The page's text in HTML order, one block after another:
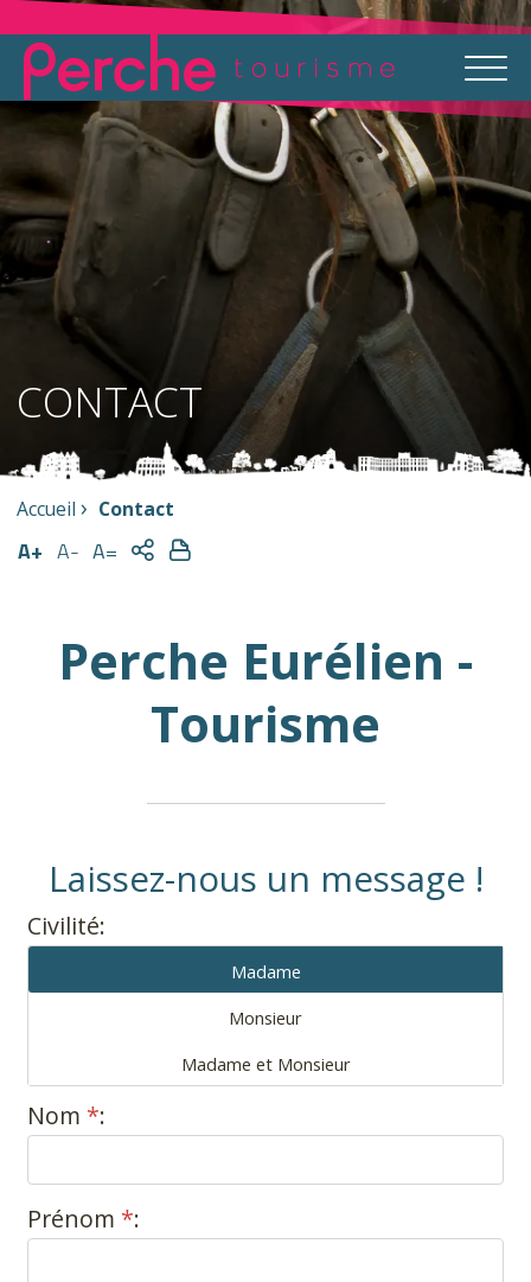
CONTACT
Accueil Contact
A+ A- A=
Perche Eurélien -
Tourisme
Laissez-nous un message !
Civilité:
Madame
Monsieur
Madame et Monsieur
Nom *:
Prénom *: